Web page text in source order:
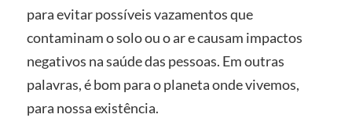
para evitar possíveis vazamentos que
contaminam o solo ou o ar e causam impactos
negativos na saúde das pessoas. Em outras
palavras, é bom para o planeta onde vivemos,
para nossa existência.